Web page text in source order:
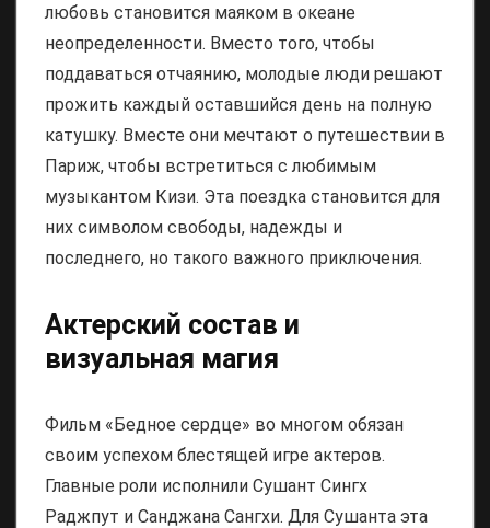
любовь становится маяком в океане
неопределенности. Вместо того, чтобы
поддаваться отчаянию, молодые люди решают
прожить каждый оставшийся день на полную
катушку. Вместе они мечтают о путешествии в
Париж, чтобы встретиться с любимым
музыкантом Кизи. Эта поездка становится для
них символом свободы, надежды и
последнего, но такого важного приключения.
Актерский состав и
визуальная магия
Фильм «Бедное сердце» во многом обязан
своим успехом блестящей игре актеров.
Главные роли исполнили Сушант Сингх
Раджпут и Санджана Сангхи. Для Сушанта эта